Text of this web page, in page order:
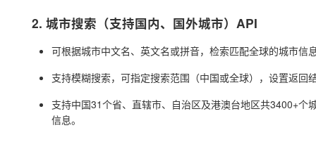
2. 城市搜索（支持国内、国外城市）API
可根据城市中文名、英文名或拼音，检索匹配全球的城市信
支持模糊搜索，可指定搜索范围（中国或全球），设置返回
支持中国31个省、直辖市、自治区及港澳台地区共3400+
信息。